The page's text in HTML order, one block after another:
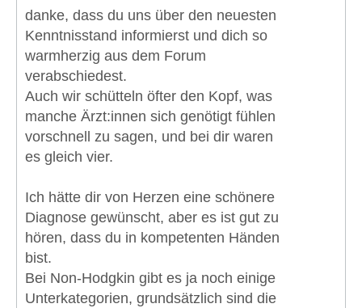
danke, dass du uns über den neuesten
Kenntnisstand informierst und dich so
warmherzig aus dem Forum
verabschiedest.
Auch wir schütteln öfter den Kopf, was
manche Ärzt:innen sich genötigt fühlen
vorschnell zu sagen, und bei dir waren
es gleich vier.
Ich hätte dir von Herzen eine schönere
Diagnose gewünscht, aber es ist gut zu
hören, dass du in kompetenten Händen
bist.
Bei Non-Hodgkin gibt es ja noch einige
Unterkategorien, grundsätzlich sind die